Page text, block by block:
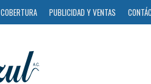
COBERTURA PUBLICIDAD Y VENTAS